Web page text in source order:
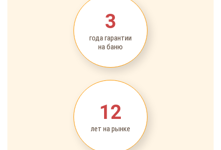
3
года гарантии
на баню
12
лет на рынке